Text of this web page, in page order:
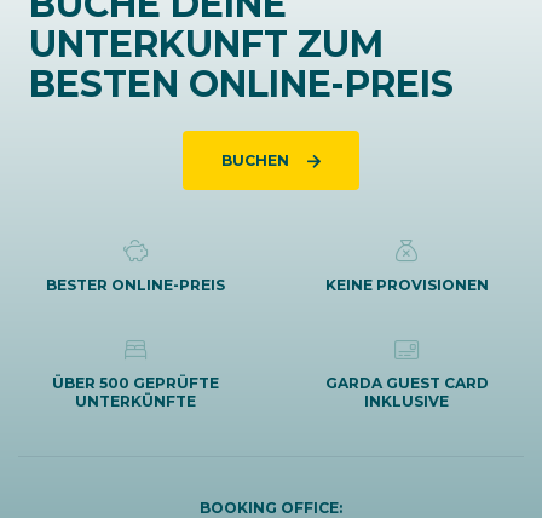
UNTERKUNFT ZUM
BESTEN ONLINE-PREIS
BUCHEN
BESTER ONLINE-PREIS KEINE PROVISIONEN
ÜBER 500 GEPRÜFTE
UNTERKÜNFTE
GARDA GUEST CARD
INKLUSIVE
BOOKING OFFICE: